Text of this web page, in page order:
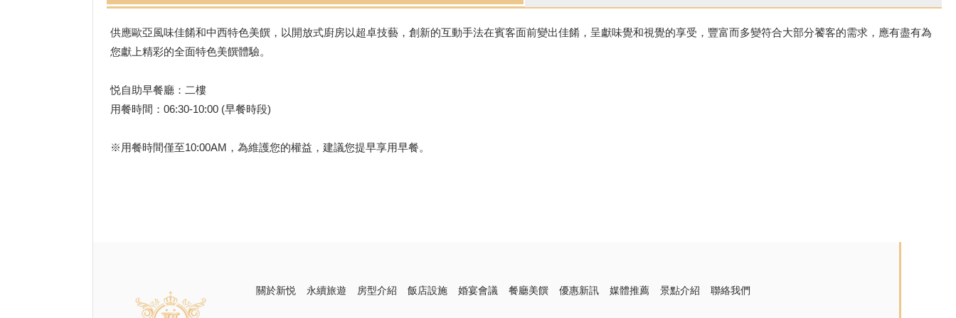
供應歐亞風味佳餚和中西特色美饌，以開放式廚房以超卓技藝，創新的互動手法在賓客面前變出佳餚，呈獻味覺和視覺的享受，豐富而多變符合大部分饕客的需求，應有盡有為
您獻上精彩的全面特色美饌體驗。
悦自助早餐廳：二樓
用餐時間：06:30-10:00 (早餐時段)
※用餐時間僅至10:00AM，為維護您的權益，建議您提早享用早餐。
關於新悦 永續旅遊 房型介紹 飯店設施 婚宴會議 餐廳美饌 優惠新訊 媒體推薦 景點介紹 聯絡我們